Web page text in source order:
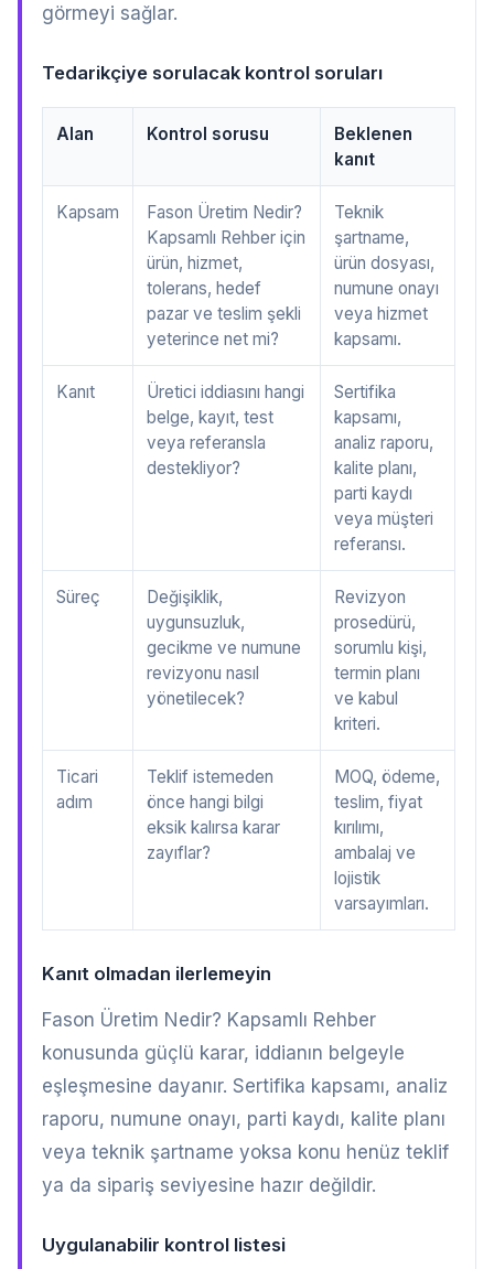
görmeyi sağlar.
Tedarikçiye sorulacak kontrol soruları
Alan Kontrol sorusu
Beklenen
kanıt
Kapsam
Fason Üretim Nedir?
Kapsamlı Rehber için
ürün, hizmet,
tolerans, hedef
pazar ve teslim şekli
yeterince net mi?
Teknik
şartname,
ürün dosyası,
numune onayı
veya hizmet
kapsamı.
Kanıt
Üretici iddiasını hangi
belge, kayıt, test
veya referansla
destekliyor?
Sertifika
kapsamı,
analiz raporu,
kalite planı,
parti kaydı
veya müşteri
referansı.
Süreç
Değişiklik,
uygunsuzluk,
gecikme ve numune
revizyonu nasıl
yönetilecek?
Revizyon
prosedürü,
sorumlu kişi,
termin planı
ve kabul
kriteri.
Ticari
adım
Teklif istemeden
önce hangi bilgi
eksik kalırsa karar
zayıflar?
MOQ, ödeme,
teslim, fiyat
kırılımı,
ambalaj ve
lojistik
varsayımları.
Kanıt olmadan ilerlemeyin
Fason Üretim Nedir? Kapsamlı Rehber
konusunda güçlü karar, iddianın belgeyle
eşleşmesine dayanır. Sertifika kapsamı, analiz
raporu, numune onayı, parti kaydı, kalite planı
veya teknik şartname yoksa konu henüz teklif
ya da sipariş seviyesine hazır değildir.
Uygulanabilir kontrol listesi